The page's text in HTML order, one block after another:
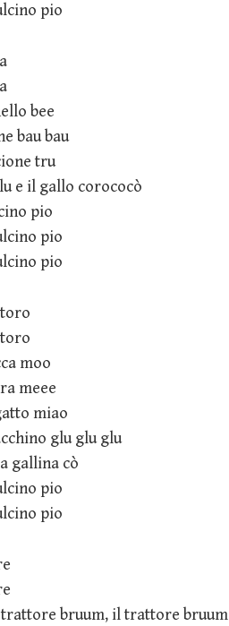
pio
bee
bau bau
tru
e il gallo corococò
pio
pio
pio
moo
meee
miao
glu glu glu
gallina cò
pio
pio
bruum, il trattore bruum